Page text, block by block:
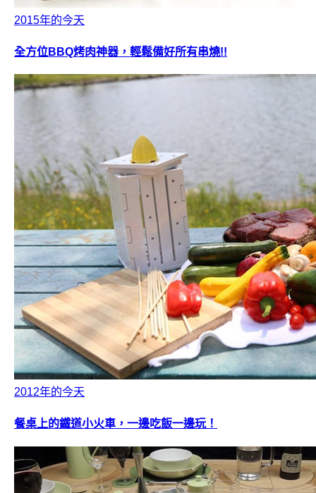
2015年的今天
全方位BBQ烤肉神器，輕鬆備好所有串燒!!
2012年的今天
餐桌上的鐵道小火車，一邊吃飯一邊玩！